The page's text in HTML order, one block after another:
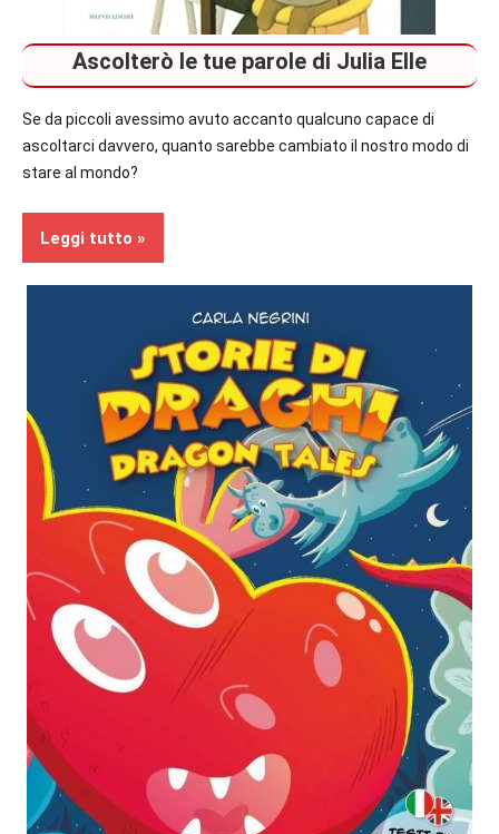
Ascolterò le tue parole di Julia Elle
Se da piccoli avessimo avuto accanto qualcuno capace di
ascoltarci davvero, quanto sarebbe cambiato il nostro modo di
stare al mondo?
Leggi tutto
Bambini